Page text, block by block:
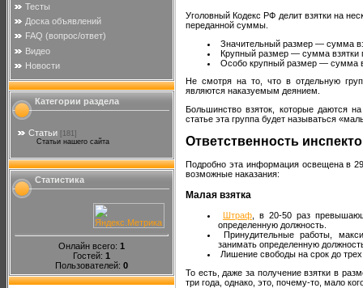
Тесты
Доска объявлений
FAQ (вопрос/ответ)
Видео
Новости
Категории раздела
Статьи
[181]
Статьи нашего сайта
Статистика
Онлайн всего: 1
Гостей: 1
Пользователей: 0
Уголовный Кодекс РФ делит взятки на
переданной суммы.
Значительный размер — сумма
Крупный размер — сумма взятки
Особо крупный размер — сумма
Не смотря на то, что в отдельную
являются наказуемым деянием.
Большинство взяток, которые даются
статье эта группа будет называться
Ответственность
Подробно эта информация освещена в
возможные наказания:
Малая взятка
Штраф , в 20-50 раз
определенную должность.
Принудительные работы,
занимать определенную
Лишение свободы на срок до
То есть, даже за получение взятки в
три года, однако, это, почему-то, мало